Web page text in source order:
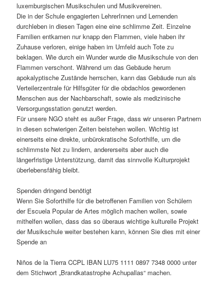
luxemburgischen Musikschulen und Musikvereinen.
Die in der Schule engagierten LehrerInnen und Lernenden
durchleben in diesen Tagen eine eine schlimme Zeit. Einzelne
Familien entkamen nur knapp den Flammen, viele haben ihr
Zuhause verloren, einige haben im Umfeld auch Tote zu
beklagen. Wie durch ein Wunder wurde die Musikschule von den
Flammen verschont. Während um das Gebäude herum
apokalyptische Zustände herrschen, kann das Gebäude nun als
Verteilerzentrale für Hilfsgüter für die obdachlos gewordenen
Menschen aus der Nachbarschaft, sowie als medizinische
Versorgungsstation genutzt werden.
Für unsere NGO steht es außer Frage, dass wir unseren Partnern
in diesen schwierigen Zeiten beistehen wollen. Wichtig ist
einerseits eine direkte, unbürokratische Soforthilfe, um die
schlimmste Not zu lindern, andererseits aber auch die
längerfristige Unterstützung, damit das sinnvolle Kulturprojekt
überlebensfähig bleibt.
Spenden dringend benötigt
Wenn Sie Soforthilfe für die betroffenen Familien von Schülern
der Escuela Popular de Artes möglich machen wollen, sowie
mithelfen wollen, dass das so überaus wichtige kulturelle Projekt
der Musikschule weiter bestehen kann, können Sie dies mit einer
Spende an
Niños de la Tierra CCPL IBAN LU75 1111 0897 7348 0000 unter
dem Stichwort „Brandkatastrophe Achupallas“ machen.